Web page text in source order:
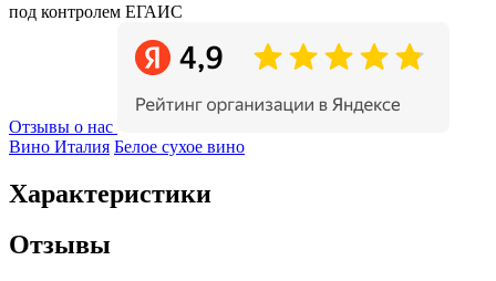
под контролем ЕГАИС
Отзывы о нас
Вино Италия Белое сухое вино
Характеристики
Отзывы